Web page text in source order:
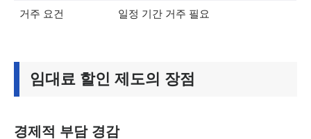
거주 요건 일정 기간 거주 필요
임대료 할인 제도의 장점
경제적 부담 경감